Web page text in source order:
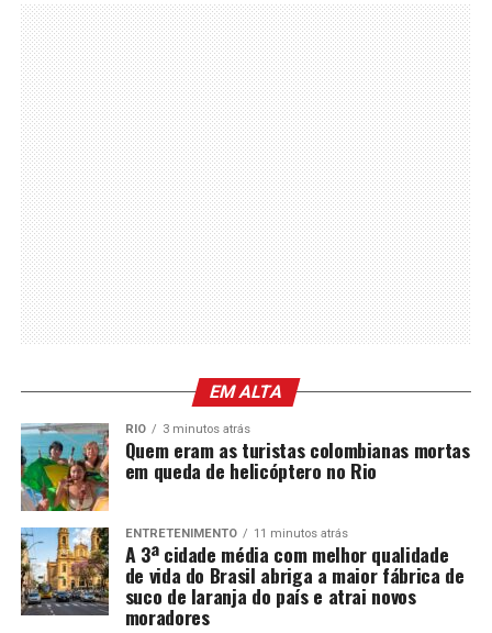
EM ALTA
RIO 3 minutos atrás
Quem eram as turistas colombianas mortas
em queda de helicóptero no Rio
ENTRETENIMENTO 11 minutos atrás
A 3ª cidade média com melhor qualidade
de vida do Brasil abriga a maior fábrica de
suco de laranja do país e atrai novos
moradores